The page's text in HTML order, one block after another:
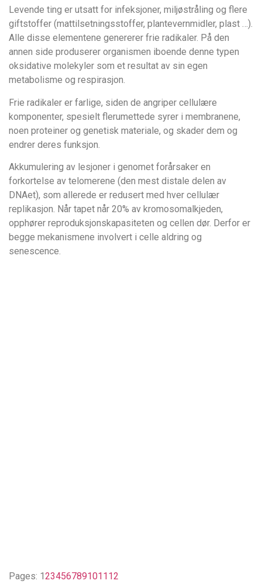
Levende ting er utsatt for infeksjoner, miljøstråling og flere
giftstoffer (mattilsetningsstoffer, plantevernmidler, plast …).
Alle disse elementene genererer frie radikaler. På den
annen side produserer organismen iboende denne typen
oksidative molekyler som et resultat av sin egen
metabolisme og respirasjon.
Frie radikaler er farlige, siden de angriper cellulære
komponenter, spesielt flerumettede syrer i membranene,
noen proteiner og genetisk materiale, og skader dem og
endrer deres funksjon.
Akkumulering av lesjoner i genomet forårsaker en
forkortelse av telomerene (den mest distale delen av
DNAet), som allerede er redusert med hver cellulær
replikasjon. Når tapet når 20% av kromosomalkjeden,
opphører reproduksjonskapasiteten og cellen dør. Derfor er
begge mekanismene involvert i celle aldring og
senescence.
Pages: 123456789101112